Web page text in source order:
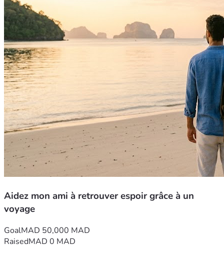
Aidez mon ami à retrouver espoir grâce à un
voyage
GoalMAD 50,000 MAD
RaisedMAD 0 MAD